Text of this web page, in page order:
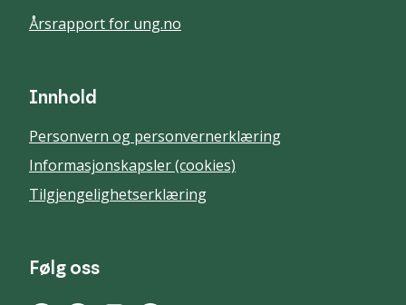
Årsrapport for ung.no
Innhold
Personvern og personvernerklæring
Informasjonskapsler (cookies)
Tilgjengelighetserklæring
Følg oss